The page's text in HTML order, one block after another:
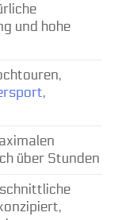
und hohe
,
über Stunden